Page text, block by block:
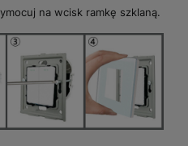
na wcisk ramkę szklaną.